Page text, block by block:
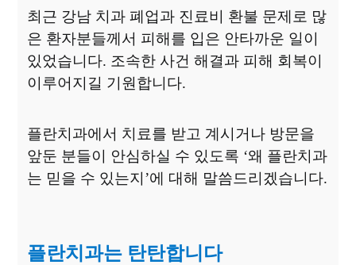
최근 강남 치과 폐업과 진료비 환불 문제로 많
은 환자분들께서 피해를 입은 안타까운 일이
있었습니다. 조속한 사건 해결과 피해 회복이
이루어지길 기원합니다.
플란치과에서 치료를 받고 계시거나 방문을
앞둔 분들이 안심하실 수 있도록 ‘왜 플란치과
는 믿을 수 있는지 ’에 대해 말씀드리겠습니다.
플란치과는 탄탄합니다